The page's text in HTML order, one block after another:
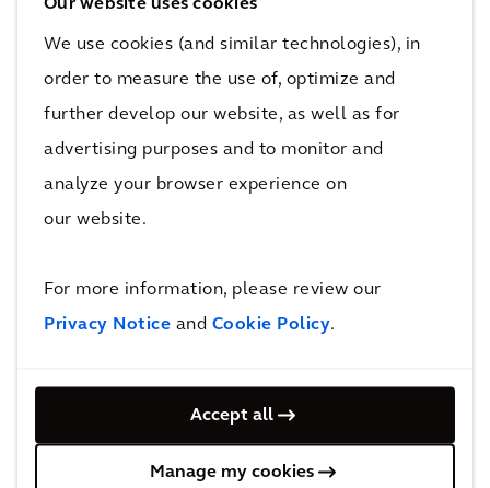
Our website uses cookies
We use cookies (and similar technologies), in
order to measure the use of, optimize and
further develop our website, as well as for
advertising purposes and to monitor and
analyze your browser experience on
our website.
For more information, please review our
Privacy Notice and Cookie Policy.
Accept all
Manage my cookies
L'impact
Moorebank Logistics Park (MLP) aidera l'Australie à
réduire ses émissions liées aux transports en
déplaçant le transport routier de marchandises vers
le rail.
Corporation
En élaborant un plan complet de réduction des
infrastructures peuvent continuer à répondre aux
besoins de la société, tout en réduisant leur
empreinte carbone. L'entreprise a également pu